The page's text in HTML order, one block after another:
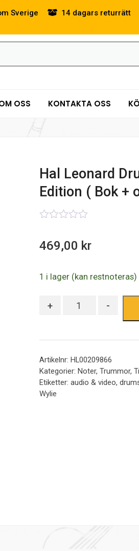
Sverige
14 dagars returrätt
OSS KONTAKTA OSS
Hal Leonard
Edition ( Bok +
of
469,00 kr
1 i lager (kan restnoteras)
+ Antal -
Artikelnr:HL00209866
Kategorier:Noter,Trummor,
Etiketter:audio & video,
Wylie